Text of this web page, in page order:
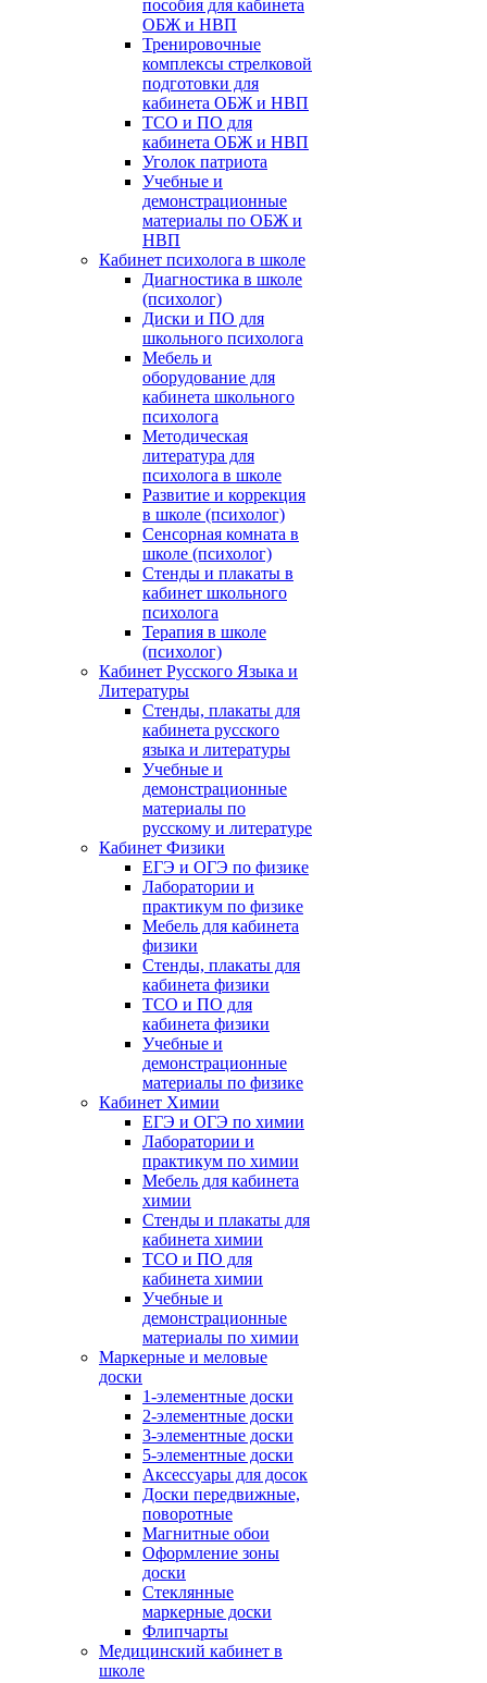
пособия для кабинета
ОБЖ и НВП
Тренировочные
комплексы стрелковой
подготовки для
кабинета ОБЖ и НВП
ТСО и ПО для
кабинета ОБЖ и НВП
Уголок патриота
Учебные и
демонстрационные
материалы по ОБЖ и
НВП
Кабинет психолога в школе
Диагностика в школе
(психолог)
Диски и ПО для
школьного психолога
Мебель и
оборудование для
кабинета школьного
психолога
Методическая
литература для
психолога в школе
Развитие и коррекция
в школе (психолог)
Сенсорная комната в
школе (психолог)
Стенды и плакаты в
кабинет школьного
психолога
Терапия в школе
(психолог)
Кабинет Русского Языка и
Литературы
Стенды, плакаты для
кабинета русского
языка и литературы
Учебные и
демонстрационные
материалы по
русскому и литературе
Кабинет Физики
ЕГЭ и ОГЭ по физике
Лаборатории и
практикум по физике
Мебель для кабинета
физики
Стенды, плакаты для
кабинета физики
ТСО и ПО для
кабинета физики
Учебные и
демонстрационные
материалы по физике
Кабинет Химии
ЕГЭ и ОГЭ по химии
Лаборатории и
практикум по химии
Мебель для кабинета
химии
Стенды и плакаты для
кабинета химии
ТСО и ПО для
кабинета химии
Учебные и
демонстрационные
материалы по химии
Маркерные и меловые
доски
1-элементные доски
2-элементные доски
3-элементные доски
5-элементные доски
Аксессуары для досок
Доски передвижные,
поворотные
Магнитные обои
Оформление зоны
доски
Стеклянные
маркерные доски
Флипчарты
Медицинский кабинет в
школе